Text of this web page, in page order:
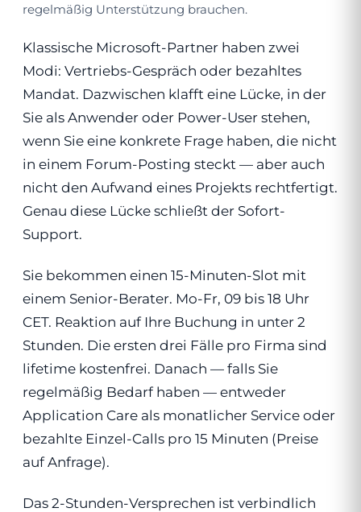
regelmäßig Unterstützung brauchen.
Klassische Microsoft-Partner haben zwei
Modi: Vertriebs-Gespräch oder bezahltes
Mandat. Dazwischen klafft eine Lücke, in der
Sie als Anwender oder Power-User stehen,
wenn Sie eine konkrete Frage haben, die nicht
in einem Forum-Posting steckt — aber auch
nicht den Aufwand eines Projekts rechtfertigt.
Genau diese Lücke schließt der Sofort-
Support.
Sie bekommen einen 15-Minuten-Slot mit
einem Senior-Berater. Mo-Fr, 09 bis 18 Uhr
CET. Reaktion auf Ihre Buchung in unter 2
Stunden. Die ersten drei Fälle pro Firma sind
lifetime kostenfrei. Danach — falls Sie
regelmäßig Bedarf haben — entweder
Application Care als monatlicher Service oder
bezahlte Einzel-Calls pro 15 Minuten (Preise
auf Anfrage).
Das 2-Stunden-Versprechen ist verbindlich